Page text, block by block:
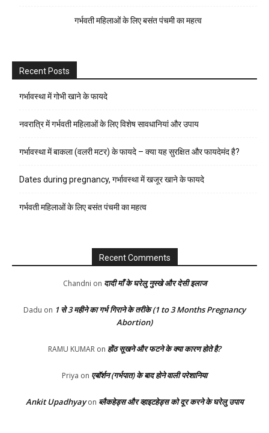
गर्भवती महिलाओं के लिए बसंत पंचमी का महत्व
Recent Posts
गर्भावस्था में गोभी खाने के फायदे
नवरात्रि में गर्भवती महिलाओं के लिए विशेष सावधानियां और उपाय
गर्भावस्था में बाकला (वलरी मटर) के फायदे – क्या यह सुरक्षित और फायदेमंद है?
Dates during pregnancy, गर्भावस्था में खजूर खाने के फायदे
गर्भवती महिलाओं के लिए बसंत पंचमी का महत्व
Recent Comments
Chandni on दादी माँ के घरेलु नुस्खे और देसी इलाज
Dadu on 1 से 3 महीने का गर्भ गिराने के तरीके (1 to 3 Months Pregnancy
Abortion)
RAMU KUMAR on होंठ सूखने और फटने के क्या कारण होते है?
Priya on एबॉर्शन (गर्भपात) के बाद होने वाली परेशानिया
Ankit Upadhyayon ब्लैकहेड्स और व्हाइटहेड्स को दूर करने के घरेलु उपाय